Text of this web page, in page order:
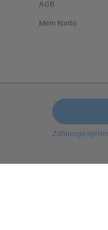
AGB
Mein Konto